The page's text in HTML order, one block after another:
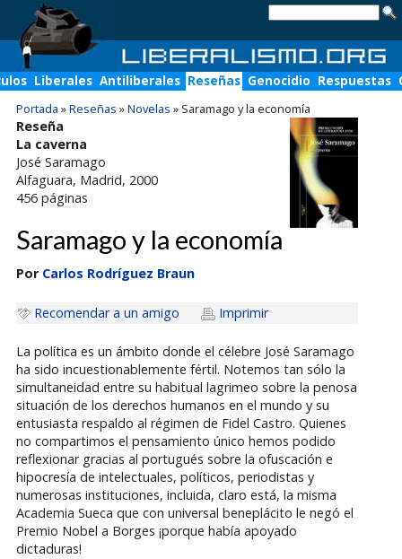
Liberales Antiliberales Reseñas Genocidio Respuestas
Portada »Reseñas »Novelas » Saramago y la economía
Reseña
La caverna
José Saramago
Alfaguara, Madrid, 2000
456páginas
Saramago y la economía
Por Carlos Rodríguez Braun
Recomendar a un amigo Imprimir
La política es un ámbito donde el célebre José Saramago
ha sido incuestionablemente fértil. Notemos tan sólo la
simultaneidad entre su habitual lagrimeo sobre la penosa
situación de los derechos humanos en el mundo y su
entusiasta respaldo al régimen de Fidel Castro. Quienes
no compartimos el pensamiento único hemos podido
reflexionar gracias al portugués sobre la ofuscación e
hipocresía de intelectuales, políticos, periodistas y
numerosas instituciones, incluida, claro está, la misma
Academia Sueca que con universal beneplácito le negó el
Premio Nobel a Borges ¡porque había apoyado
dictaduras!